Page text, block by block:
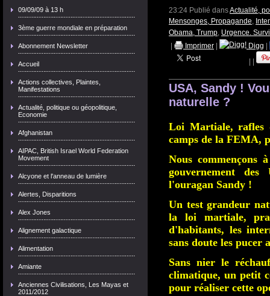
09/09/09 à 13 h
3ème guerre mondiale en préparation
Abonnement Newsletter
Accueil
Actions collectives, Plaintes,
Manifestations
Actualité, politique ou géopolitique,
Economie
Afghanistan
AIPAC, British Israel World Federation
Movement
Alcyone et l'anneau de lumière
Alertes, Disparitions
Alex Jones
Alignement galactique
Alimentation
Amiante
Anciennes Civilisations, Les Mayas et
2011/2012
23:24 Publié dansActualité,
Mensonges, Propagande,
Obama, Trump, Urgence.
Imprimer Digg
USA, Sandy !
naturelle ?
Loi Martiale, rafles
camps de la FEMA,
Nous commençons
gouvernement
l'ouragan Sandy !
Un test grandeur
la loi martiale,
d'habitants, les
sans doute les pucer
Sans nier le
climatique, un petit
pour réaliser cette